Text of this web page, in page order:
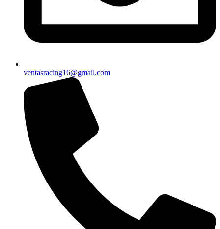
ventasracing16@gmail.com